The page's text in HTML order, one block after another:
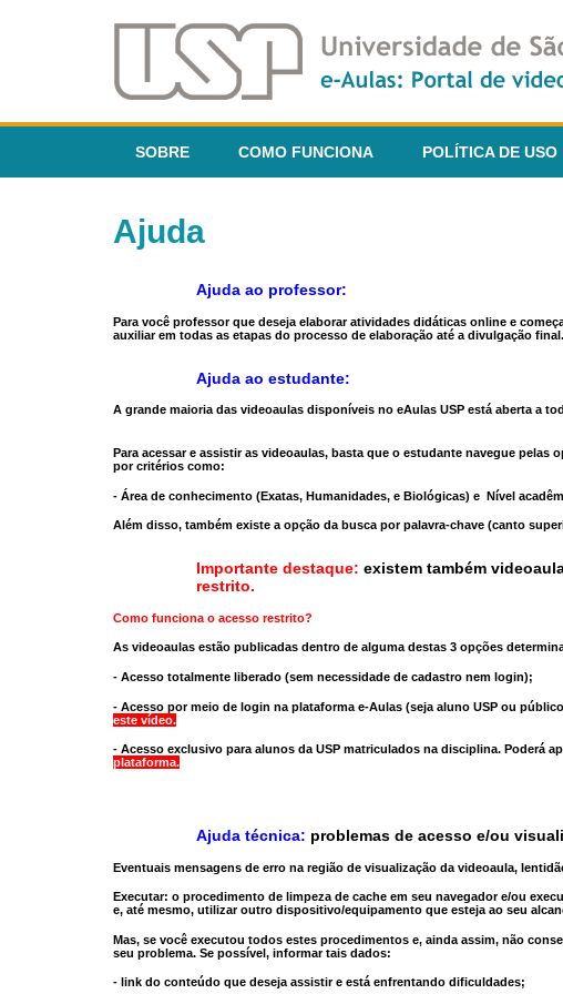
SOBRE COMO FUNCIONA POLÍTICA DE USO
Ajuda
Ajuda ao professor:
Para você professor que deseja elaborar atividades didáticas online e
auxiliar em todas as etapas do processo de elaboração até a divulgação final.
Ajuda ao estudante:
A grande maioria das videoaulas disponíveis no eAulas USP está aberta a
Para acessar e assistir as videoaulas, basta que o estudante navegue
por critérios como:
- Área de conhecimento (Exatas, Humanidades, e Biológicas) e Nível
Além disso, também existe a opção da busca por palavra-chave (canto
Importante destaque: existem também
restrito.
Como funciona o acesso restrito?
As videoaulas estão publicadas dentro de alguma destas 3 opções
- Acesso totalmente liberado (sem necessidade de cadastro nem login);
- Acesso por meio de login na plataforma e-Aulas (seja aluno USP ou
este vídeo.
- Acesso exclusivo para alunos da USP matriculados na disciplina. Poderá
plataforma.
Ajuda técnica: problemas de acesso e/ou
Eventuais mensagens de erro na região de visualização da videoaula,
Executar: o procedimento de limpeza de cache em seu navegador e/ou
e, até mesmo, utilizar outro dispositivo/equipamento que esteja ao seu
Mas, se você executou todos estes procedimentos e, ainda assim, não
seu problema. Se possível, informar tais dados:
- link do conteúdo que deseja assistir e está enfrentando dificuldades;